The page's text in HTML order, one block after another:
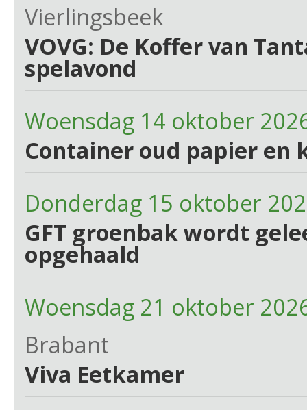
Vierlingsbeek
VOVG: De Koffer van
spelavond
Woensdag 14 oktober
Container oud papier en
Donderdag 15 oktober
GFT groenbak wordt
opgehaald
Woensdag 21 oktober
Brabant
Viva Eetkamer